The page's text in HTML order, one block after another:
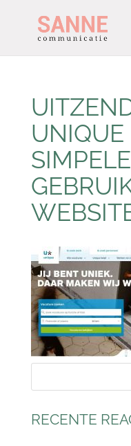
UNIQUE
SIMPELE
RECENTE